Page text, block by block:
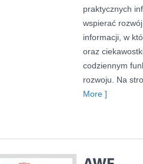
praktycznych
wspierać
informacji, w
oraz
codziennym
rozwoju. Na
More ]